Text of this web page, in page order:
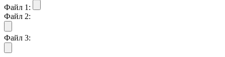
Файл 1:
Файл 2:
Файл 3: